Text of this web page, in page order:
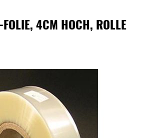
4CM HOCH, ROLLE